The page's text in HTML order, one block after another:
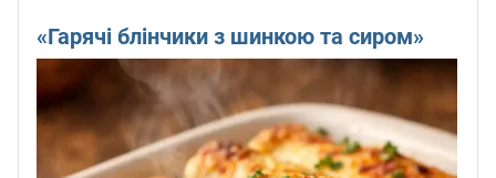
«Гарячі блінчики з шинкою та сиром»